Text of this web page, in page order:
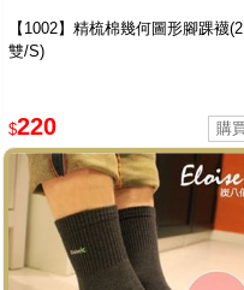
【1002】精梳棉幾何圖形腳踝襪(2
雙/S)
$220